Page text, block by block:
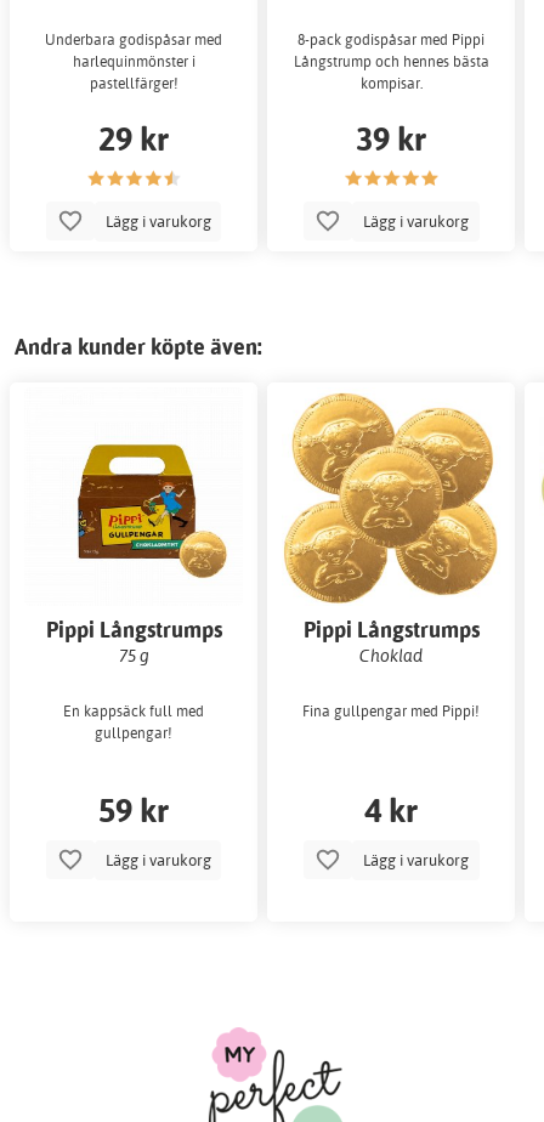
Underbara godispåsar med
harlequinmönster i
pastellfärger!
29 kr
Lägg i varukorg
8-pack godispåsar med Pippi
Långstrump och hennes bästa
kompisar.
39 kr
Lägg i varukorg
Andra kunder köpte även:
Pippi Långstrumps
kappssäck- Guldpengar
75 g
En kappsäck full med
gullpengar!
59 kr
Lägg i varukorg
Pippi Långstrumps
gullpengar
Choklad
Fina gullpengar med Pippi!
4 kr
Lägg i varukorg